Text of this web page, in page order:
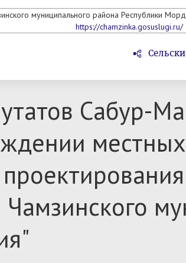
муниципального района Республики
https://chamzinka.gosuslugi.ru/
Сабур-
Чамзинского